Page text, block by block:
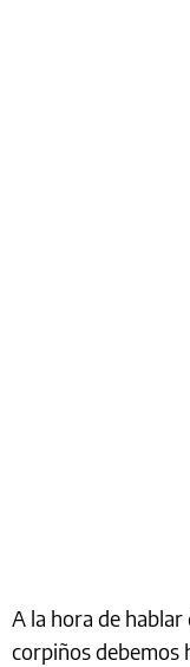
A la hora de
corpiños debemos